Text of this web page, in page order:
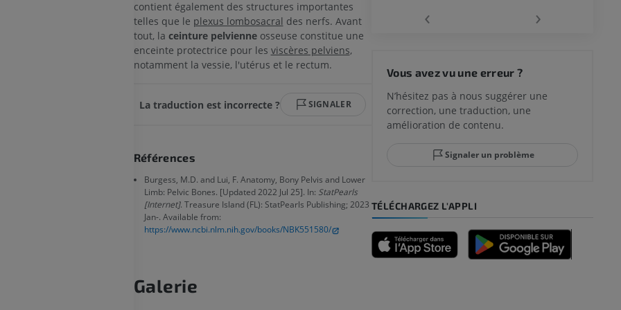
contient également des structures importantes
telles que le plexus lombosacral des nerfs. Avant
tout, la ceinture pelvienneosseuse constitue une
enceinte protectrice pour les viscères pelviens,
notamment la vessie, l'utérus et le rectum.
La traduction est incorrecte ? SIGNALER
Références
Burgess, M.D. and Lui, F. Anatomy, Bony Pelvis and Lower
Limb: Pelvic Bones. [Updated 2022 Jul 25]. In: StatPearls
[Internet]. Treasure Island (FL): StatPearls Publishing; 2023
Jan-. Available from:
https://www.ncbi.nlm.nih.gov/books/NBK551580/
Galerie
Radiographies du membre
Artériographie du membre
PREMIUM
Arthroscanner du genou
Arthroscanner
IRM de l’avant-pied
IRM
PREMIUM
‹ ›
Vous avez vu une erreur ?
N’hésitez pas à nous suggérer une
correction, une traduction, une
amélioration de contenu.
Signaler un problème
TÉLÉCHARGEZ L'APPLI